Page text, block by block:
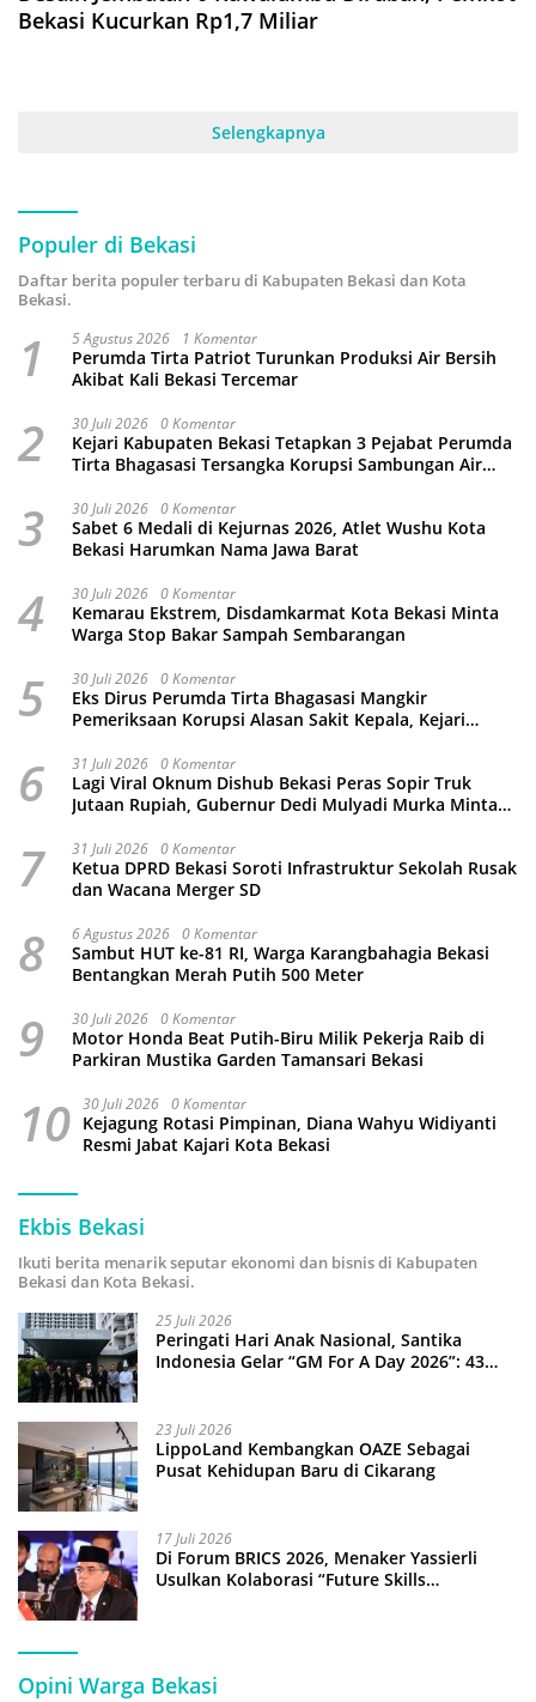
Bekasi Kucurkan Rp1,7 Miliar
Selengkapnya
Populer di Bekasi
Daftar berita populer terbaru di Kabupaten Bekasi dan Kota
Bekasi.
1 5 Agustus 2026 1 Komentar
Perumda Tirta Patriot Turunkan Produksi Air Bersih
Akibat Kali Bekasi Tercemar
2 30 Juli 2026 0 Komentar
Kejari Kabupaten Bekasi Tetapkan 3 Pejabat Perumda
Tirta Bhagasasi Tersangka Korupsi Sambungan Air
3 30 Juli 2026 0 Komentar
Sabet 6 Medali di Kejurnas 2026, Atlet Wushu Kota
Bekasi Harumkan Nama Jawa Barat
4 30 Juli 2026 0 Komentar
Kemarau Ekstrem, Disdamkarmat Kota Bekasi Minta
Warga Stop Bakar Sampah Sembarangan
5 30 Juli 2026 0 Komentar
Eks Dirus Perumda Tirta Bhagasasi Mangkir
Pemeriksaan Korupsi Alasan Sakit Kepala, Kejari
6 31 Juli 2026 0 Komentar
Lagi Viral Oknum Dishub Bekasi Peras Sopir Truk
Jutaan Rupiah, Gubernur Dedi Mulyadi Murka Minta
7 31 Juli 2026 0 Komentar
Ketua DPRD Bekasi Soroti Infrastruktur Sekolah Rusak
dan Wacana Merger SD
8 6 Agustus 2026 0 Komentar
Sambut HUT ke-81 RI, Warga Karangbahagia Bekasi
Bentangkan Merah Putih 500 Meter
9 30 Juli 2026 0 Komentar
Motor Honda Beat Putih-Biru Milik Pekerja Raib di
Parkiran Mustika Garden Tamansari Bekasi
10 30 Juli 2026 0 Komentar
Kejagung Rotasi Pimpinan, Diana Wahyu Widiyanti
Resmi Jabat Kajari Kota Bekasi
Ekbis Bekasi
Ikuti berita menarik seputar ekonomi dan bisnis di Kabupaten
Bekasi dan Kota Bekasi.
25 Juli 2026
Peringati Hari Anak Nasional, Santika
Indonesia Gelar “GM For A Day 2026”: 43
23 Juli 2026
LippoLand Kembangkan OAZE Sebagai
Pusat Kehidupan Baru di Cikarang
17 Juli 2026
Di Forum BRICS 2026, Menaker Yassierli
Usulkan Kolaborasi “Future Skills
Opini Warga Bekasi